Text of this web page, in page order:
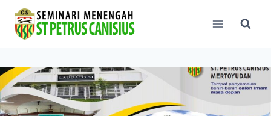
content